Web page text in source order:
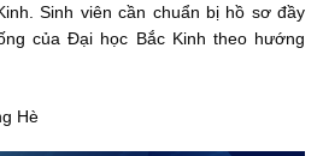
Sinh viên cần chuẩn bị hồ sơ đầy
của Đại học Bắc Kinh theo hướng
Hè